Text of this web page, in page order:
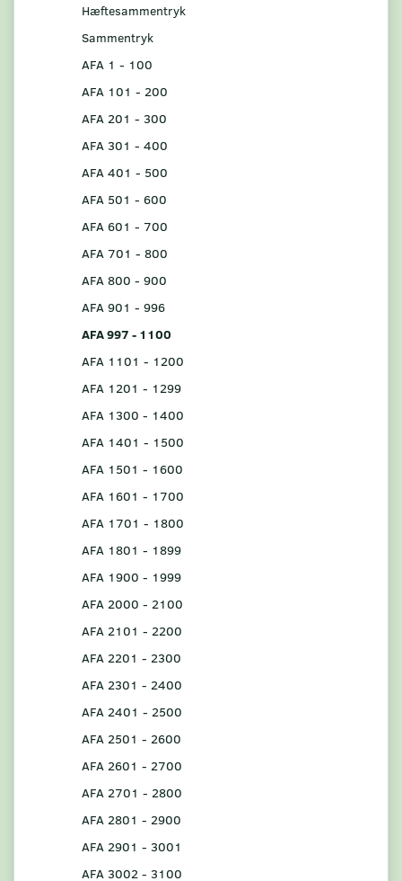
Hæftesammentryk
Sammentryk
AFA 1 - 100
AFA 101 - 200
AFA 201 - 300
AFA 301 - 400
AFA 401 - 500
AFA 501 - 600
AFA 601 - 700
AFA 701 - 800
AFA 800 - 900
AFA 901 - 996
AFA 997 - 1100
AFA 1101 - 1200
AFA 1201 - 1299
AFA 1300 - 1400
AFA 1401 - 1500
AFA 1501 - 1600
AFA 1601 - 1700
AFA 1701 - 1800
AFA 1801 - 1899
AFA 1900 - 1999
AFA 2000 - 2100
AFA 2101 - 2200
AFA 2201 - 2300
AFA 2301 - 2400
AFA 2401 - 2500
AFA 2501 - 2600
AFA 2601 - 2700
AFA 2701 - 2800
AFA 2801 - 2900
AFA 2901 - 3001
AFA 3002 - 3100